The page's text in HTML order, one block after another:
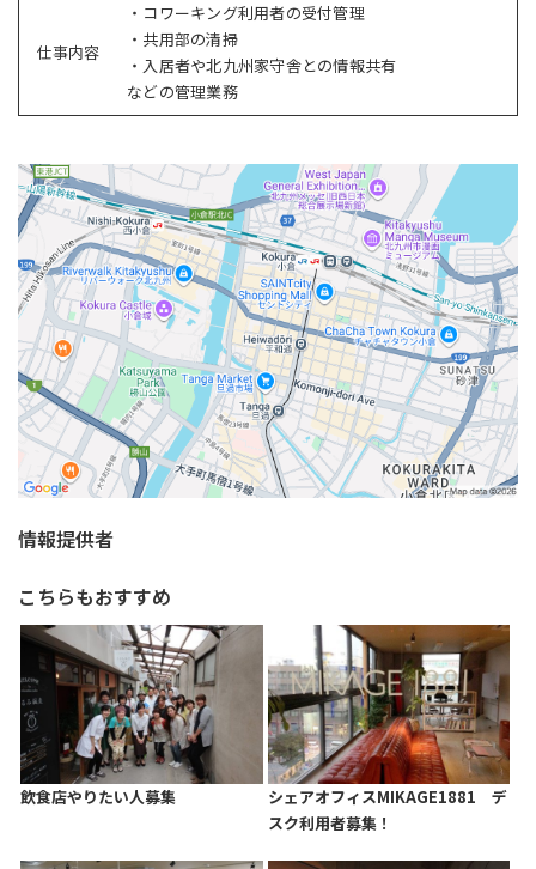
仕事内容
・コワーキング利用者の受付管理
・共用部の清掃
・入居者や北九州家守舎との情報共有
などの管理業務
情報提供者
こちらもおすすめ
飲食店やりたい人募集
シェアオフィスMIKAGE1881 デ
スク利用者募集！